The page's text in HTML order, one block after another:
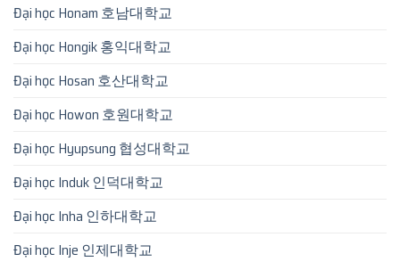
Đại học Honam 호남대학교
Đại học Hongik 홍익대학교
Đại học Hosan 호산대학교
Đại học Howon 호원대학교
Đại học Hyupsung 협성대학교
Đại học Induk 인덕대학교
Đại học Inha 인하대학교
Đại học Inje 인제대학교